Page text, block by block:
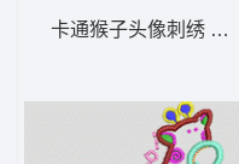
卡通猴子头像刺绣 猴